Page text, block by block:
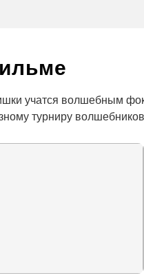
учатся волшебным
турниру